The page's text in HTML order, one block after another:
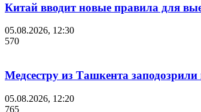
Китай вводит новые правила для
05.08.2026, 12:30
570
Медсестру из Ташкента
05.08.2026, 12:20
765